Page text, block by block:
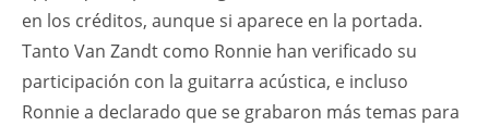
en los créditos, aunque si aparece en la portada.
Tanto Van Zandt como Ronnie han verificado su
participación con la guitarra acústica, e incluso
Ronnie a declarado que se grabaron más temas para